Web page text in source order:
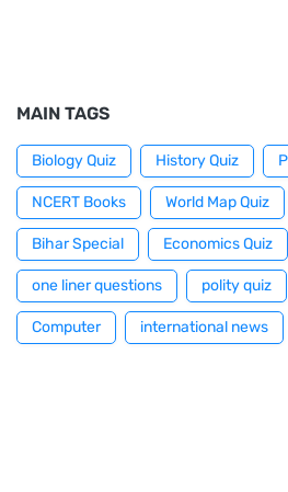
MAIN TAGS
Biology Quiz History Quiz
NCERT Books World Map Quiz
Bihar Special Economics Quiz
one liner questions polity quiz
Computer international news